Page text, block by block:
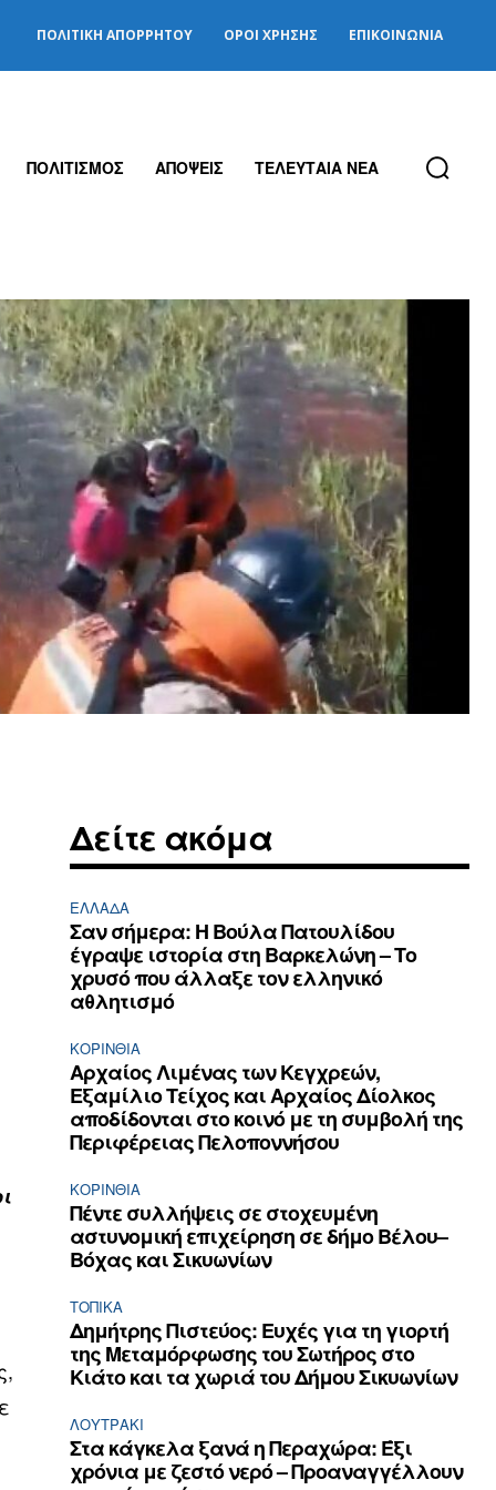
ΠΟΛΙΤΙΚΉ ΑΠΟΡΡΉΤΟΥ ΌΡΟΙ ΧΡΉΣΗΣ ΕΠΙΚΟΙΝΩΝΊΑ
ΠΟΛΙΤΙΣΜΟΣ ΑΠΟΨΕΙΣ ΤΕΛΕΥΤΑΙΑ ΝΕΑ
Δείτε ακόμα
ΕΛΛΆΔΑ
Σαν σήμερα: Η Βούλα Πατουλίδου
έγραψε ιστορία στη Βαρκελώνη – Το
χρυσό που άλλαξε τον ελληνικό
αθλητισμό
ΚΟΡΙΝΘΊΑ
Αρχαίος Λιμένας των Κεγχρεών,
Εξαμίλιο Τείχος και Aρχαίος Δίολκος
αποδίδονται στο κοινό με τη συμβολή της
Περιφέρειας Πελοποννήσου
ΚΟΡΙΝΘΊΑ
Πέντε συλλήψεις σε στοχευμένη
αστυνομική επιχείρηση σε δήμο Βέλου–
Βόχας και Σικυωνίων
ΤΟΠΙΚΑ
Δημήτρης Πιστεύος: Ευχές για τη γιορτή
της Μεταμόρφωσης του Σωτήρος στο
Κιάτο και τα χωριά του Δήμου Σικυωνίων
ΛΟΥΤΡΆΚΙ
Στα κάγκελα ξανά η Περαχώρα: Έξι
χρόνια με ζεστό νερό – Προαναγγέλλουν